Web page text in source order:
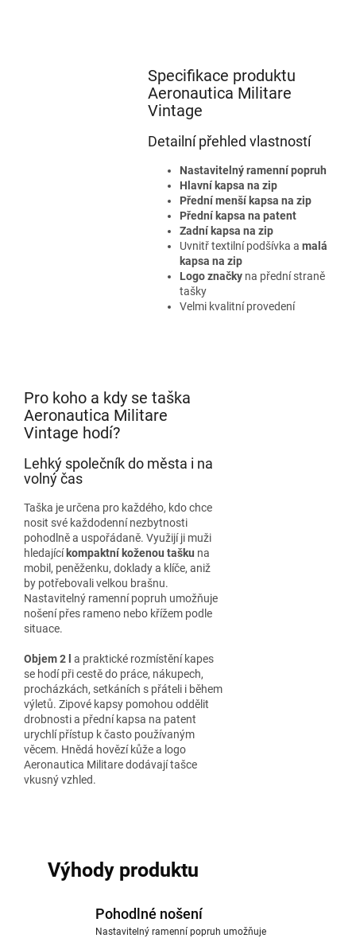
Specifikace produktu
Aeronautica Militare
Vintage
Detailní přehled vlastností
Nastavitelný ramenní popruh
Hlavní kapsa na zip
Přední menší kapsa na zip
Přední kapsa na patent
Zadní kapsa na zip
Uvnitř textilní podšívka a malá
kapsa na zip
Logo značkyna přední straně
tašky
Velmi kvalitní provedení
Pro koho a kdy se taška
Aeronautica Militare
Vintage hodí?
Lehký společník do města i na
volný čas
Taška je určena pro každého, kdo chce
nosit své každodenní nezbytnosti
pohodlně a uspořádaně. Využijí ji muži
hledající kompaktní koženou tašku na
mobil, peněženku, doklady a klíče, aniž
by potřebovali velkou brašnu.
Nastavitelný ramenní popruh umožňuje
nošení přes rameno nebo křížem podle
situace.
Objem 2 l
a praktické rozmístění kapes
se hodí při cestě do práce, nákupech,
procházkách, setkáních s přáteli i během
výletů. Zipové kapsy pomohou oddělit
drobnosti a přední kapsa na patent
urychlí přístup k často používaným
věcem. Hnědá hovězí kůže a logo
Aeronautica Militare dodávají tašce
vkusný vzhled.
Výhody produktu
Pohodlné nošení
Nastavitelný ramenní popruh umožňuje